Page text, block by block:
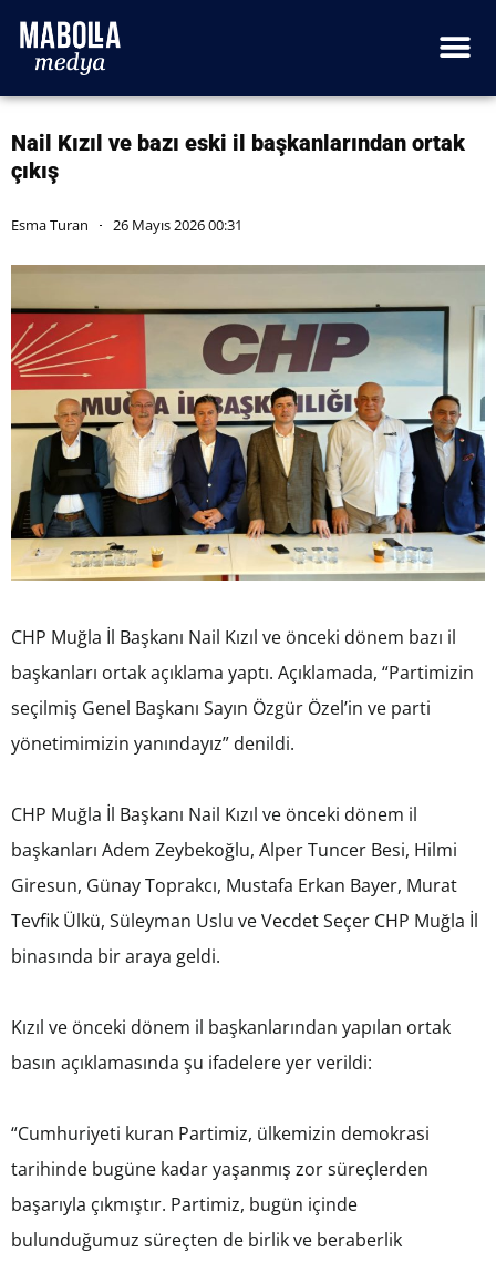
Nail Kızıl ve bazı eski il başkanlarından ortak
çıkış
Esma Turan 26 Mayıs 2026 00:31
CHP Muğla İl Başkanı Nail Kızıl ve önceki dönem bazı il
başkanları ortak açıklama yaptı. Açıklamada, “Partimizin
seçilmiş Genel Başkanı Sayın Özgür Özel’in ve parti
yönetimimizin yanındayız” denildi.
CHP Muğla İl Başkanı Nail Kızıl ve önceki dönem il
başkanları Adem Zeybekoğlu, Alper Tuncer Besi, Hilmi
Giresun, Günay Toprakcı, Mustafa Erkan Bayer, Murat
Tevfik Ülkü, Süleyman Uslu ve Vecdet Seçer CHP Muğla İl
binasında bir araya geldi.
Kızıl ve önceki dönem il başkanlarından yapılan ortak
basın açıklamasında şu ifadelere yer verildi:
“Cumhuriyeti kuran Partimiz, ülkemizin demokrasi
tarihinde bugüne kadar yaşanmış zor süreçlerden
başarıyla çıkmıştır. Partimiz, bugün içinde
bulunduğumuz süreçten de birlik ve beraberlik